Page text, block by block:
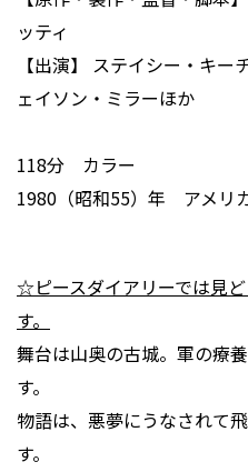
ッティ
【出演】 ステイシー・キ
ェイソン・ミラーほか
118分 カラー
1980（昭和55）年 アメリ
☆ピースダイアリーでは見
す。
舞台は山奥の古城。軍の療
す。
物語は、悪夢にうなされて
す。